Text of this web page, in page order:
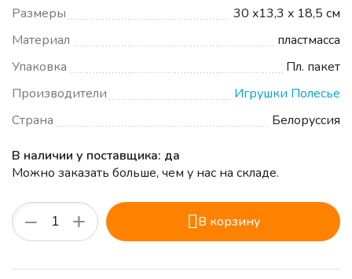
Размеры
30 x13,3 x 18,5 см
Материал
пластмасса
Упаковка
Пл. пакет
Производители
Игрушки Полесье
Страна
Белоруссия
В наличии у поставщика: да
Можно заказать больше, чем у нас на складе.
+
− В корзину